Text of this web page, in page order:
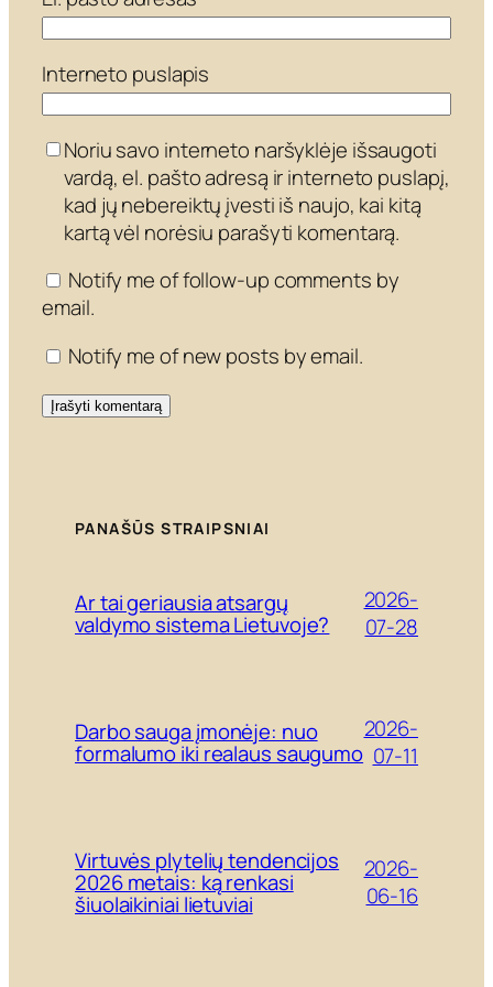
Interneto puslapis
Noriu savo interneto naršyklėje išsaugoti
vardą, el. pašto adresą ir interneto puslapį,
kad jų nebereiktų įvesti iš naujo, kai kitą
kartą vėl norėsiu parašyti komentarą.
Notify me of follow-up comments by
email.
Notify me of new posts by email.
PANAŠŪS STRAIPSNIAI
Ar tai geriausia atsargų
valdymo sistema Lietuvoje?
2026-
07-28
Darbo sauga įmonėje: nuo
formalumo iki realaus saugumo
2026-
07-11
Virtuvės plytelių tendencijos
2026 metais: ką renkasi
šiuolaikiniai lietuviai
2026-
06-16